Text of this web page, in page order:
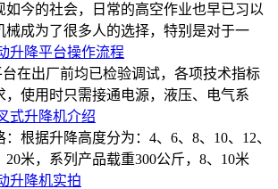
如今的社会，日常的高空作业也早已习以
械成为了很多人的选择，特别是对于一
升降平台操作流程
台在出厂前均已检验调试，各项技术指标
，使用时只需接通电源，液压、电气系
式升降机介绍
：根据升降高度分为：4、6、8、10、12、
20米，系列产品载重300公斤，8、10米
升降机实拍